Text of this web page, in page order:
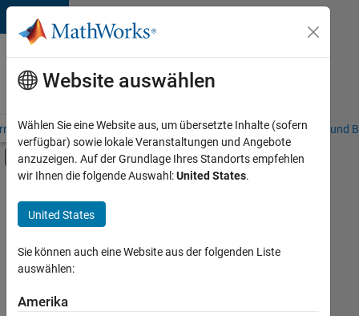
Weiter zum Inhalt
Karriere
bei
MathWorks
– Übersicht Stellensuche Niederlassungen Studierende und
Umschaltung für Off-Canvas-
Hauptinhalt
Praktika
Commercial Sales
Inside Sales
Sales Operations
Marketing Communications
+7
Derzeit
Website auswählen
Wählen Sie eine Website aus, um übersetzte Inhalte (sofern
verfügbar) sowie lokale Veranstaltungen und Angebote
anzuzeigen. Auf der Grundlage Ihres Standorts empfehlen
wir Ihnen die folgende Auswahl:United States.
United States
Sie können auch eine Website aus der folgenden Liste
auswählen:
Amerika